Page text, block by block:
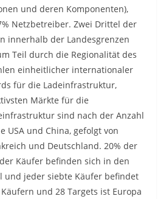
und deren Komponenten),
Netzbetreiber. Zwei Drittel der
innerhalb der Landesgrenzen
Teil durch die Regionalität des
einheitlicher internationaler
für die Ladeinfrastruktur,
Märkte für die
sind nach der Anzahl
USA und China, gefolgt von
und Deutschland. 20% der
Käufer befinden sich in den
und jeder siebte Käufer befindet
und 28 Targets ist Europa